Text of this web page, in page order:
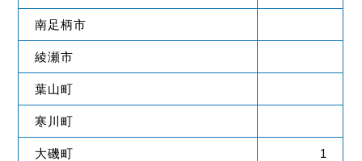
南足柄市
綾瀬市
葉山町
寒川町
大磯町 1